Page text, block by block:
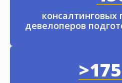
консалтинговых
девелоперов